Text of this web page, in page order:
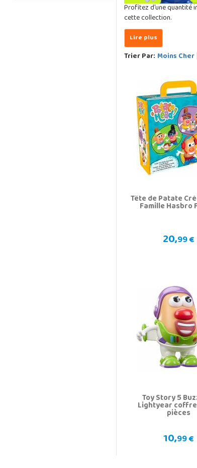
Profitez d'une quantité
cette collection.
Trier Par: Moins Cher
Tête de Patate
Famille Hasbro
20,99 €
Toy Story 5
Lightyearpièces
10,99 €